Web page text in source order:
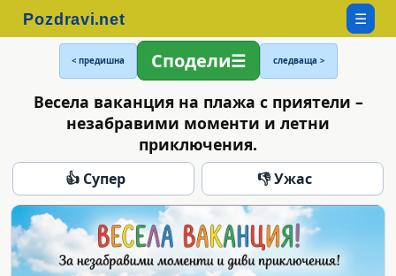
☰
< предишна Сподели следваща >
Весела ваканция на плажа с приятели –
незабравими моменти и летни
приключения.
👍 Супер 👎 Ужас